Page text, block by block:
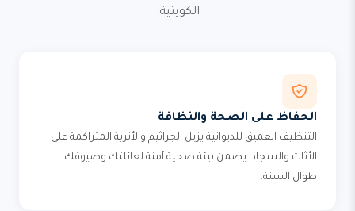
الكويتية.
الحفاظ على الصحة والنظافة
التنظيف العميق للديوانية يزيل الجراثيم والأتربة المتراكمة على
الأثاث والسجاد. يضمن بيئة صحية آمنة لعائلتك وضيوفك
طوال السنة.